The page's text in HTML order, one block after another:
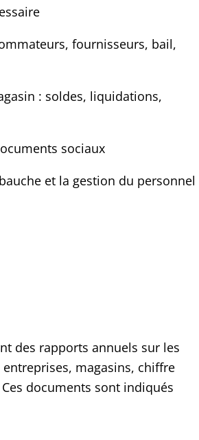
fournisseurs, bail,
: soldes, liquidations,
sociaux
et la gestion du personnel
des rapports annuels sur les
magasins, chiffre
documents sont indiqués